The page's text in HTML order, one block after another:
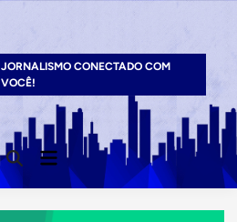
JORNALISMO CONECTADO COM
VOCÊ!
Open
Search
Main
Menu